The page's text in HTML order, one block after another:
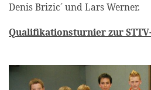
Denis Brizic´ und Lars Werner.
Qualifikationsturnier zur